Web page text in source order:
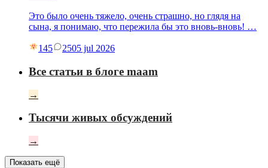
Это было очень тяжело, очень страшно, но глядя на
сына, я понимаю, что пережила бы это вновь-вновь! …
145 2505 jul 2026
Все статьи в блоге maam
→
Тысячи живых обсуждений
→
Показать ещё